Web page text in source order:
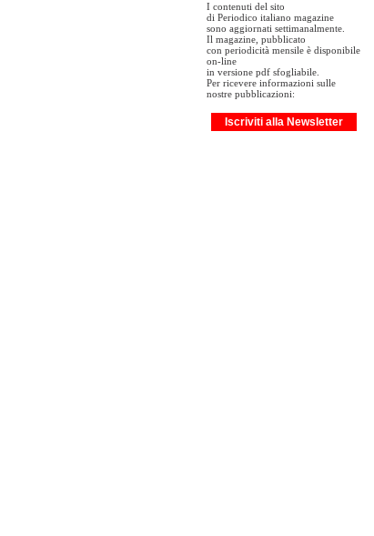
I contenuti del sito
di Periodico italiano magazine
sono aggiornati settimanalmente.
Il magazine, pubblicato
con periodicità mensile è disponibile
on-line
in versione pdf sfogliabile.
Per ricevere informazioni sulle
nostre pubblicazioni:
Iscriviti alla Newsletter